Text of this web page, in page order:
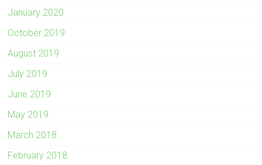
January 2020
October 2019
August 2019
July 2019
June 2019
May 2019
March 2018
February 2018